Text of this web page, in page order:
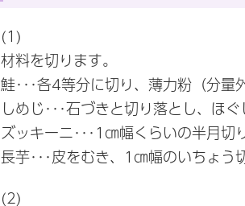
(1)
材料を切ります。
鮭･･･各4等分に切り、薄力粉（分量
しめじ･･･石づきと切り落とし、ほぐ
ズッキーニ･･･1㎝幅くらいの半月切
長芋･･･皮をむき、1㎝幅のいちょう
(2)